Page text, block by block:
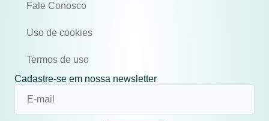
Fale Conosco
Uso de cookies
Termos de uso
Cadastre-se em nossa newsletter